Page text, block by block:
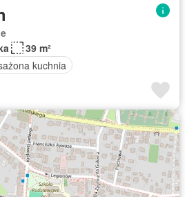
39 m²
kuchnia